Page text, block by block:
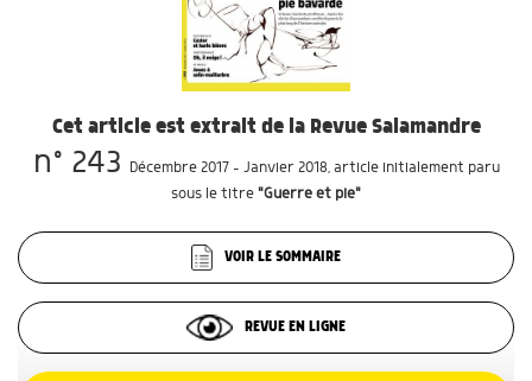
Cet article est extrait de la Revue Salamandre
n° 243 Décembre 2017 - Janvier 2018, article initialement paru
sous le titre "Guerre et pie"
VOIR LE SOMMAIRE
REVUE EN LIGNE